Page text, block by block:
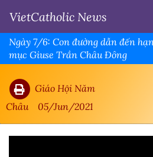
VietCatholic News
Ngày 7/6: Con đường dẫn đến
mục Giuse Trần Châu Đông
Giáo Hội Năm
Châu
05/Jun/2021